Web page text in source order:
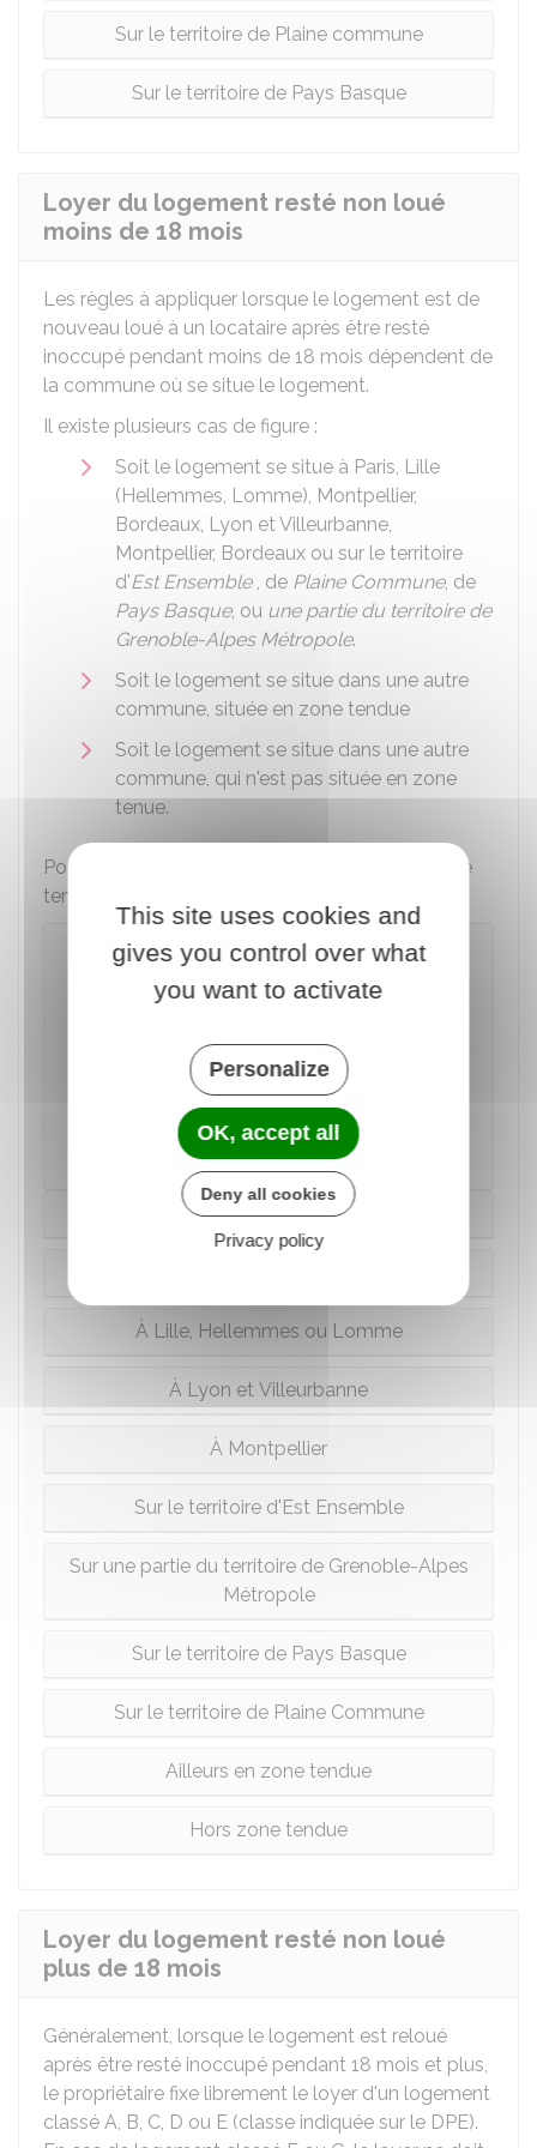
Sur le territoire de Plaine commune
Sur le territoire de Pays Basque
Loyer du logement resté non loué
moins de 18 mois
Les règles à appliquer lorsque le logement est de
nouveau loué à un locataire après être resté
inoccupé pendant moins de 18 mois dépendent de
la commune où se situe le logement.
Il existe plusieurs cas de figure :
Soit le logement se situe à Paris, Lille
(Hellemmes, Lomme), Montpellier,
Bordeaux, Lyon et Villeurbanne,
Montpellier, Bordeaux ou sur le territoire
d'Est Ensemble, de Plaine Commune, de
Pays Basque, ou une partie du territoire de
Grenoble-Alpes Métropole.
Soit le logement se situe dans une autre
commune, située en zone tendue
Soit le logement se situe dans une autre
commune, qui n'est pas située en zone
tenue.
Pour savoir si votre commune est située en zone
tendue, vous pouvez utiliser ce simulateur :
Savoir si un logement est situé en
zone tendue (préavis du locataire et
encadrement des loyers)
Accéder au Simulateur
Direction de l'information légale et administrative
(Dila) - Premier ministre
À Paris
À Lille, Hellemmes ou Lomme
À Lyon et Villeurbanne
À Montpellier
Sur le territoire d'Est Ensemble
Sur une partie du territoire de Grenoble-Alpes
Métropole
Sur le territoire de Pays Basque
Sur le territoire de Plaine Commune
Ailleurs en zone tendue
Hors zone tendue
Loyer du logement resté non loué
plus de 18 mois
Généralement, lorsque le logement est reloué
après être resté inoccupé pendant 18 mois et plus,
le propriétaire fixe librement le loyer d'un logement
classé A, B, C, D ou E (classe indiquée sur le DPE).
This site uses cookies and
gives you control over what
you want to activate
Personalize
OK, accept all
Deny all cookies
Privacy policy